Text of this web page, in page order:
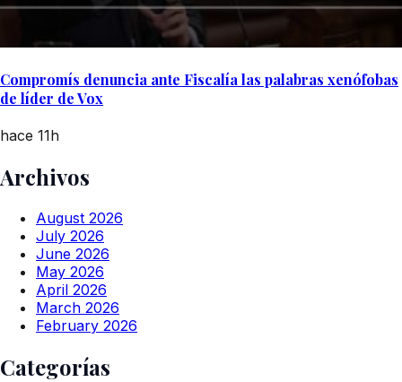
Compromís denuncia ante Fiscalía las palabras xenófobas
de líder de Vox
hace 11h
Archivos
August 2026
July 2026
June 2026
May 2026
April 2026
March 2026
February 2026
Categorías